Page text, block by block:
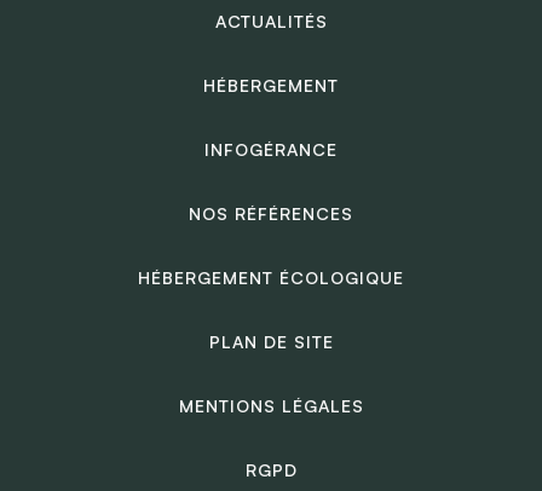
ACTUALITÉS
HÉBERGEMENT
INFOGÉRANCE
NOS RÉFÉRENCES
HÉBERGEMENT ÉCOLOGIQUE
PLAN DE SITE
MENTIONS LÉGALES
RGPD